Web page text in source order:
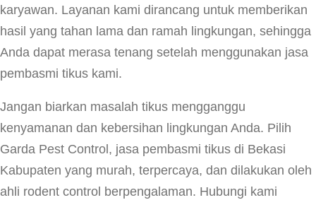
karyawan. Layanan kami dirancang untuk memberikan
hasil yang tahan lama dan ramah lingkungan, sehingga
Anda dapat merasa tenang setelah menggunakan jasa
pembasmi tikus kami.
Jangan biarkan masalah tikus mengganggu
kenyamanan dan kebersihan lingkungan Anda. Pilih
Garda Pest Control, jasa pembasmi tikus di Bekasi
Kabupaten yang murah, terpercaya, dan dilakukan oleh
ahli rodent control berpengalaman. Hubungi kami